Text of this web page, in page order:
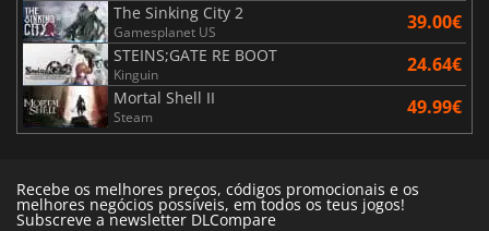
The Sinking City 2
Gamesplanet US 39.00€
STEINS;GATE RE BOOT
Kinguin 24.64€
Mortal Shell II
Steam 49.99€
Recebe os melhores preços, códigos promocionais e os
melhores negócios possíveis, em todos os teus jogos!
Subscreve a newsletter DLCompare